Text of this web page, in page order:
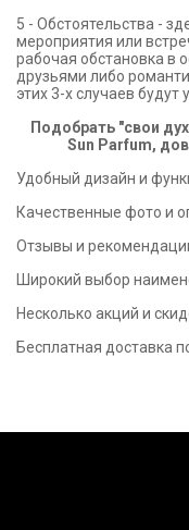
5 - Обстоятельства -
мероприятия или
рабочая обстановка в
друзьями либо
этих 3-х случаев
Подобрать "свои
Sun Parfum,
Удобный дизайн и
Качественные фото и
Отзывы и
Широкий выбор
Несколько акций и
Бесплатная доставка